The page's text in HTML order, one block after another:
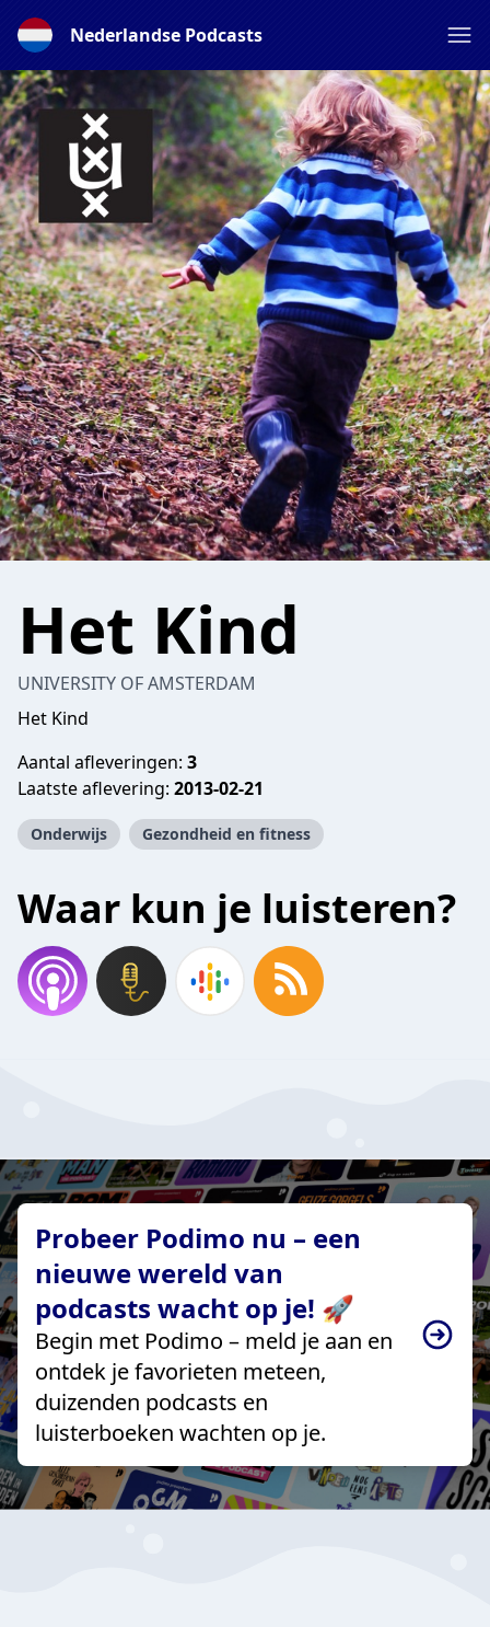
Nederlandse Podcasts
Het Kind
UNIVERSITY OF AMSTERDAM
Het Kind
Aantal afleveringen: 3
Laatste aflevering: 2013-02-21
Onderwijs Gezondheid en fitness
Waar kun je luisteren?
Probeer Podimo nu – een
nieuwe wereld van
podcasts wacht op je! 🚀
Begin met Podimo – meld je aan en
ontdek je favorieten meteen,
duizenden podcasts en
luisterboeken wachten op je.